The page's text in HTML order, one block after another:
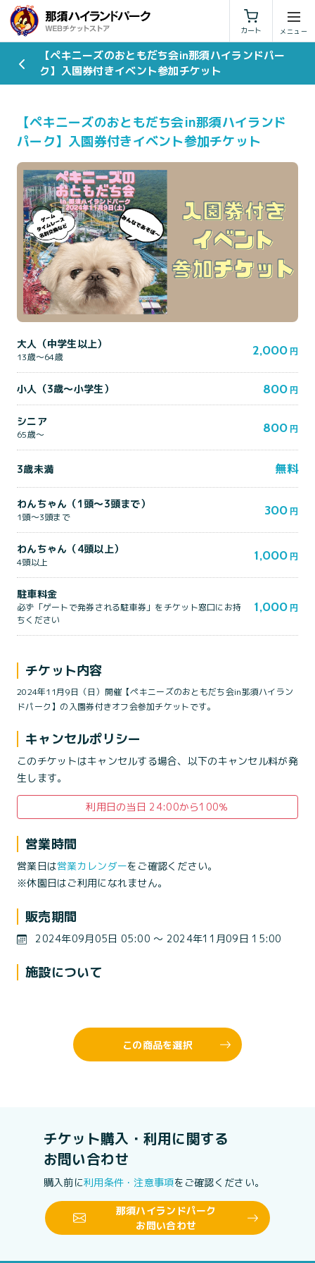
カート
利用規約 特定商取引法に基づく表示
【ペキニーズのおともだち会in那須ハイランドパー
ク】入園券付きイベント参加チケット
【ペキニーズのおともだち会in那須ハイランド
パーク】入園券付きイベント参加チケット
大人（中学生以上）
13歳〜64歳 2,000 円
小人（3歳～小学生） 800 円
シニア
65歳〜 800 円
3歳未満 無料
わんちゃん（1頭～3頭まで）
1頭～3頭まで 300 円
わんちゃん（4頭以上）
4頭以上 1,000 円
駐車料金
必ず「ゲートで発券される駐車券」をチケット窓口にお持
ちください
1,000 円
チケット内容
2024年11月9日（日）開催【ペキニーズのおともだち会in那須ハイラン
ドパーク】の入園券付きオフ会参加チケットです。
キャンセルポリシー
このチケットはキャンセルする場合、以下のキャンセル料が発
生します。
利用日の当日 24:00から100％
営業時間
営業日は営業カレンダーをご確認ください。
※休園日はご利用になれません。
販売期間
2024年09月05日 05:00 〜 2024年11月09日 15:00
施設について
この商品を選択
チケット購入・利用に関する
お問い合わせ
購入前に利用条件・注意事項をご確認ください。
那須ハイランドパーク
お問い合わせ